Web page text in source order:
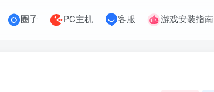
圈子 PC主机 客服 游戏安装指南